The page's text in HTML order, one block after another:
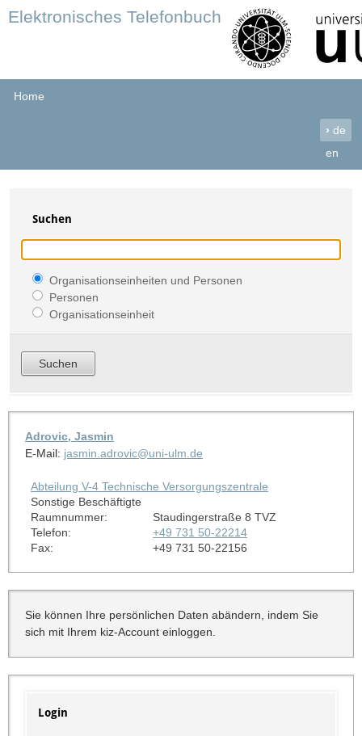
Elektronisches Telefonbuch
Home
› de
en
Suchen
Organisationseinheiten und Personen
Personen
Organisationseinheit
Adrovic, Jasmin
E-Mail: jasmin.adrovic@uni-ulm.de
Abteilung V-4 Technische Versorgungszentrale
Sonstige Beschäftigte
Raumnummer:
Staudingerstraße 8 TVZ
Telefon:
+49 731 50-22214
Fax:
+49 731 50-22156
Sie können Ihre persönlichen Daten abändern, indem Sie
sich mit Ihrem kiz-Account einloggen.
Login